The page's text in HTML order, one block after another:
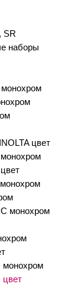
SR
наборы
цвет
монохром
монохром
цвет